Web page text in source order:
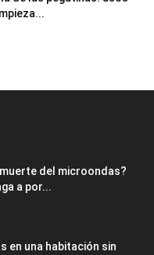
del microondas?
a por...
en una habitación sin